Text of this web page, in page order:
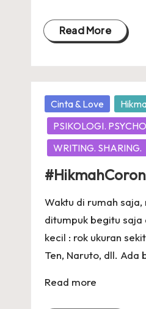
Read More
Posted
in
Cinta & Love
PSIKOLOGI.
WRITING. SHARING.
Waktu di rumah
ditumpuk begitu saja
kecil : rok ukuran
Ten, Naruto, dll. Ada
Read more